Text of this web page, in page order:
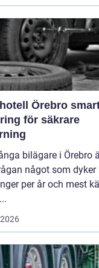
Örebro smart
för säkrare
bilägare i Örebro
något som dyker
per år och mest